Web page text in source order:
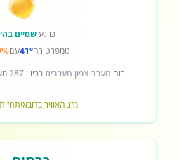
כרגעשמיים
טמפרטורה41°עם
רוח מערב-צפון מערביתבכיוון287
מזג האוויר בדובאי